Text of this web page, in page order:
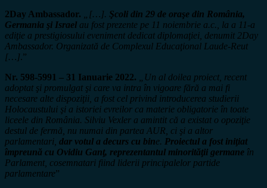
2Day Ambassador.
„[…]. Şcoli din 29 de oraşe din România,
Germania şi Israel au fost prezente pe 11 noiembrie a.c., la a 11-a
ediţie a prestigiosului eveniment dedicat diplomaţiei, denumit 2Day
Ambassador. Organizată de Complexul Educaţional Laude-Reut
[…].”
Nr. 598-5991 – 31 Ianuarie 2022.
„Un al doilea proiect, recent
adoptat şi promulgat şi care va intra în vigoare fără a mai fi
necesare alte dispoziţii, a fost cel privind introducerea studierii
Holocaustului şi a istoriei evreilor ca materie obligatorie în toate
liceele din România. Silviu Vexler a amintit că a existat o opoziţie
destul de fermă, nu numai din partea AUR, ci şi a altor
parlamentari, dar votul a decurs cu bine. Proiectul a fost iniţiat
împreună cu Ovidiu Ganţ, reprezentantul minorităţii germane în
Parlament, cosemnatari fiind liderii principalelor partide
parlamentare”